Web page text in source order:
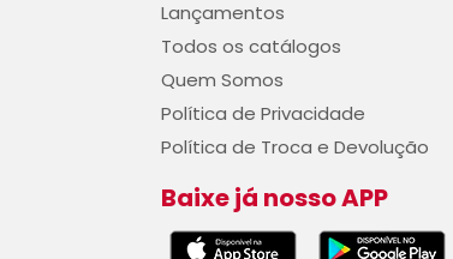
Lançamentos
Todos os catálogos
Quem Somos
Política de Privacidade
Política de Troca e Devolução
Baixe já nosso APP